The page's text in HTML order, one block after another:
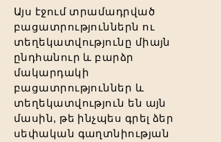
Այս էջում տրամադրված
բացատրություններն ու
տեղեկատվությունը միայն
ընդհանուր և բարձր
մակարդակի
բացատրություններ և
տեղեկատվություն են այն
մասին, թե ինչպես գրել ձեր
սեփական գաղտնիության